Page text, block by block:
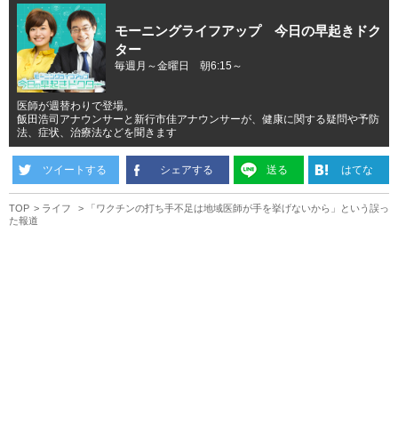
モーニングライフアップ 今日の早起きドク
ター
毎週月～金曜日 朝6:15～
医師が週替わりで登場。
飯田浩司アナウンサーと新行市佳アナウンサーが、健康に関する疑問や予防
法、症状、治療法などを聞きます
ツイートする シェアする 送る はてな
TOP ライフ
「ワクチンの打ち手不足は地域医師が手を挙げないから」という誤っ
た報道